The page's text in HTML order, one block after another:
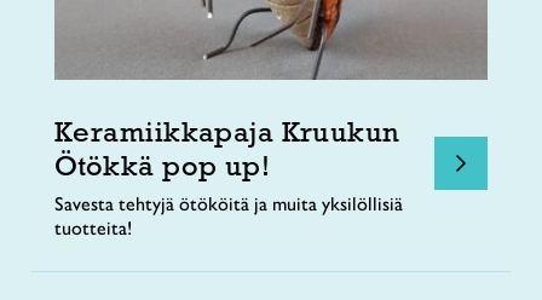
Keramiikkapaja Kruukun
Ötökkä pop up!
Savesta tehtyjä ötököitä ja muita yksilöllisiä
tuotteita!